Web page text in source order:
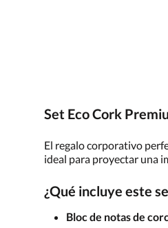
Set Eco Cork
El regalo corporativo
ideal para proyectar una
¿Qué incluye este
Bloc de notas de